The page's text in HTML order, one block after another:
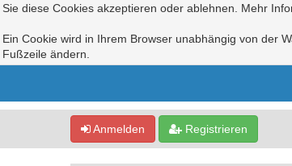
Sie diese Cookies akzeptieren oder ablehnen. Mehr
Ein Cookie wird in Ihrem Browser unabhängig von der
Fußzeile ändern.
Anmelden Registrieren